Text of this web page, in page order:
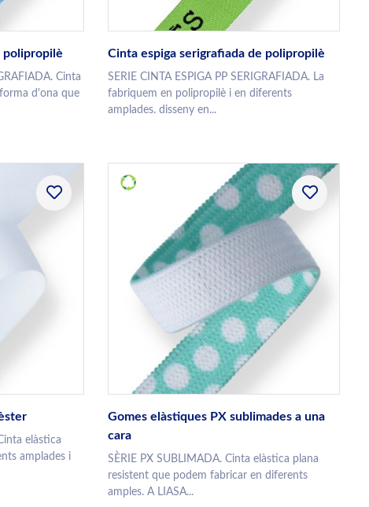
polipropilè
Cinta
d'ona que
Cinta espiga serigrafiada de polipropilè
SERIE CINTA ESPIGA PP SERIGRAFIADA. La
fabriquem en polipropilè i en diferents
amplades. disseny en...
elàstica
amplades i
Gomes elàstiques PX sublimades a una
cara
SÈRIE PX SUBLIMADA. Cinta elàstica plana
resistent que podem fabricar en diferents
amples. A LIASA...